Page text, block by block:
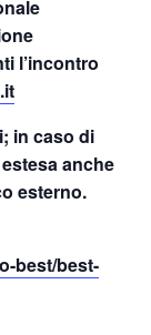
l’incontro
in caso di
anche
esterno.
best/best-